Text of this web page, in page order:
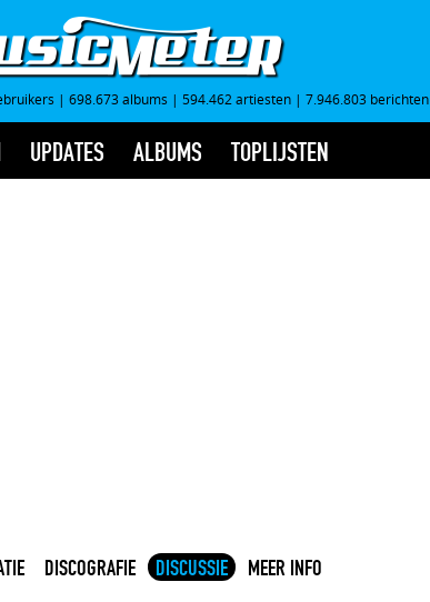
| 698.673 albums | 594.462 artiesten | 7.946.803 berichten
UPDATES ALBUMS TOPLIJSTEN
DISCOGRAFIE DISCUSSIE MEER INFO